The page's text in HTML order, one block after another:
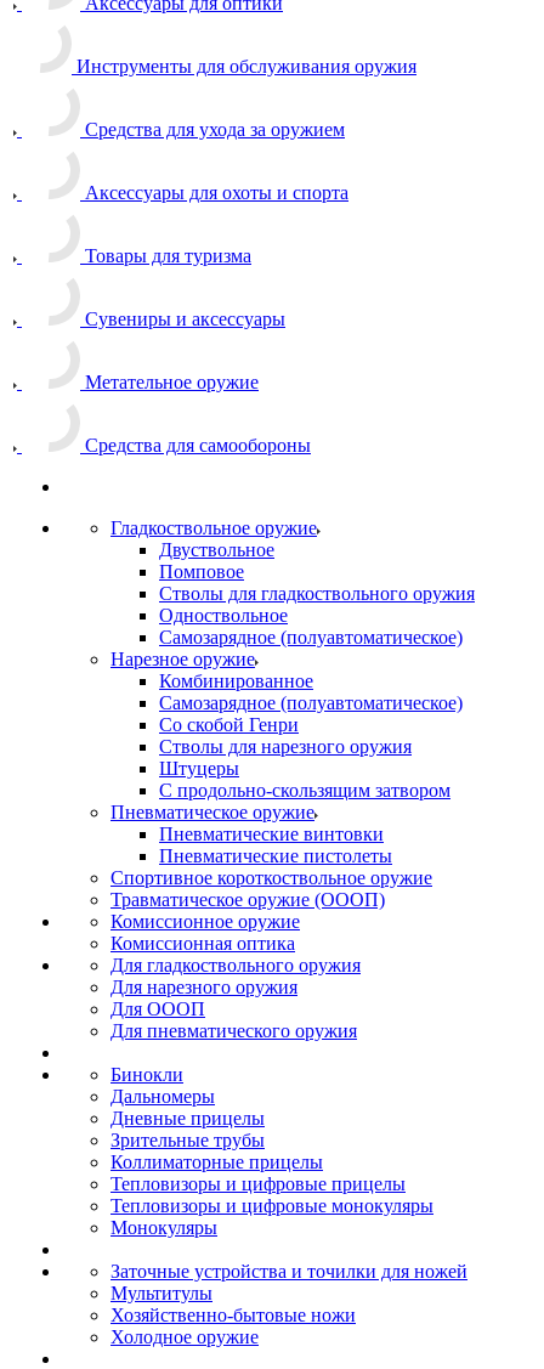
Инструменты для обслуживания оружия
Средства для ухода за оружием
Аксессуары для охоты и спорта
Товары для туризма
Сувениры и аксессуары
Метательное оружие
Средства для самообороны
Гладкоствольное оружие
Двуствольное
Помповое
Стволы для гладкоствольного оружия
Одноствольное
Самозарядное (полуавтоматическое)
Нарезное оружие
Комбинированное
Самозарядное (полуавтоматическое)
Со скобой Генри
Стволы для нарезного оружия
Штуцеры
С продольно-скользящим затвором
Пневматическое оружие
Пневматические винтовки
Пневматические пистолеты
Спортивное короткоствольное оружие
Травматическое оружие (ОООП)
Комиссионное оружие
Комиссионная оптика
Для гладкоствольного оружия
Для нарезного оружия
Для ОООП
Для пневматического оружия
Бинокли
Дальномеры
Дневные прицелы
Зрительные трубы
Коллиматорные прицелы
Тепловизоры и цифровые прицелы
Тепловизоры и цифровые монокуляры
Монокуляры
Заточные устройства и точилки для ножей
Мультитулы
Хозяйственно-бытовые ножи
Холодное оружие